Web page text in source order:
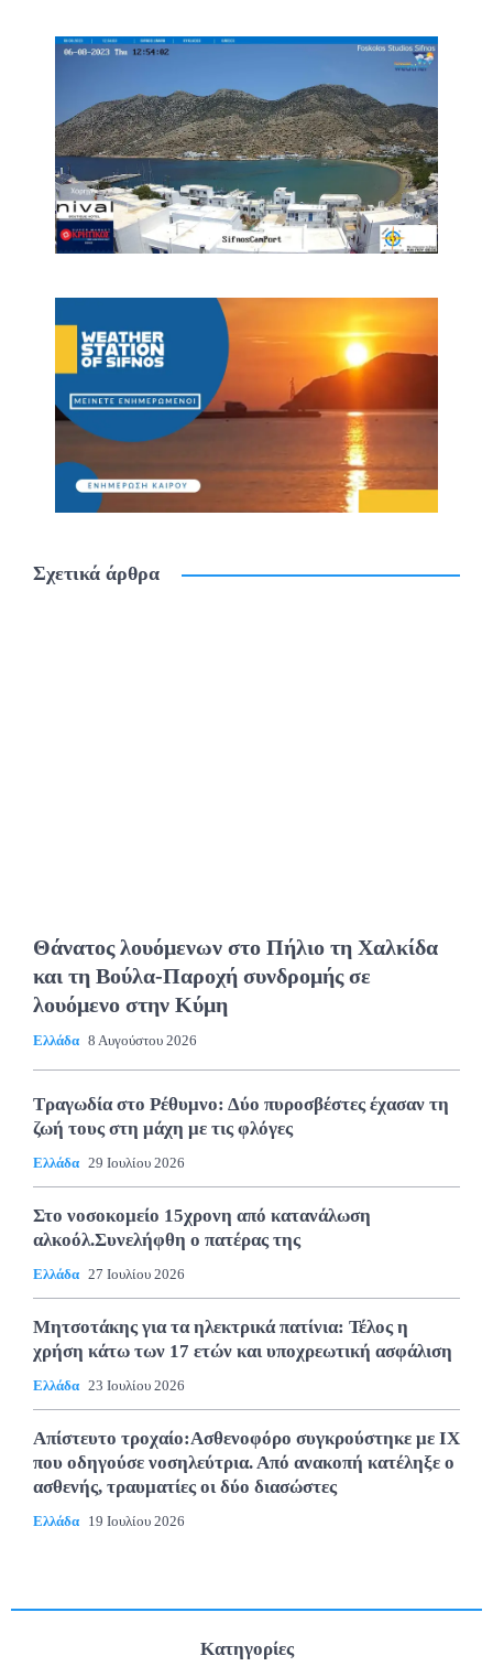
Σχετικά άρθρα
Θάνατος λουόμενων στο Πήλιο τη Χαλκίδα
και τη Βούλα-Παροχή συνδρομής σε
λουόμενο στην Κύμη
Ελλάδα 8 Αυγούστου 2026
Τραγωδία στο Ρέθυμνο: Δύο πυροσβέστες έχασαν τη
ζωή τους στη μάχη με τις φλόγες
Ελλάδα 29 Ιουλίου 2026
Στο νοσοκομείο 15χρονη από κατανάλωση
αλκοόλ.Συνελήφθη ο πατέρας της
Ελλάδα 27 Ιουλίου 2026
Μητσοτάκης για τα ηλεκτρικά πατίνια: Τέλος η
χρήση κάτω των 17 ετών και υποχρεωτική ασφάλιση
Ελλάδα 23 Ιουλίου 2026
Απίστευτο τροχαίο:Ασθενοφόρο συγκρούστηκε με ΙΧ
που οδηγούσε νοσηλεύτρια. Από ανακοπή κατέληξε ο
ασθενής, τραυματίες οι δύο διασώστες
Ελλάδα 19 Ιουλίου 2026
Κατηγορίες